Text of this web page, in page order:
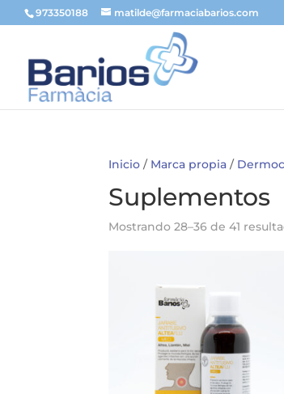
973350188 matilde@farmaciabarios.com
Inicio / Marca propia /
Suplementos
Mostrando 28–36 de 41